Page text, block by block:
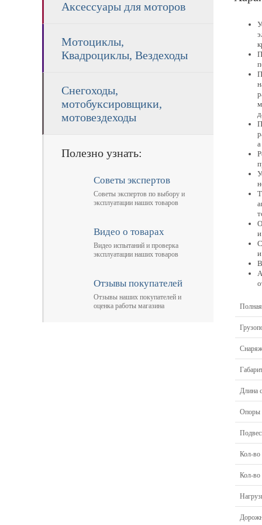
Аксессуары для моторов
Мотоциклы,
Квадроциклы, Вездеходы
Снегоходы,
мотобуксировщики,
мотовездеходы
Полезно узнать:
Советы экспертов
Советы экспертов по выбору и
эксплуатации наших товаров
Видео о товарах
Видео испытаний и проверка
эксплуатации наших товаров
Отзывы покупателей
Отзывы наших покупателей и
оценка работы магазина
Длина
Опоры
Кол-во
Кол-во